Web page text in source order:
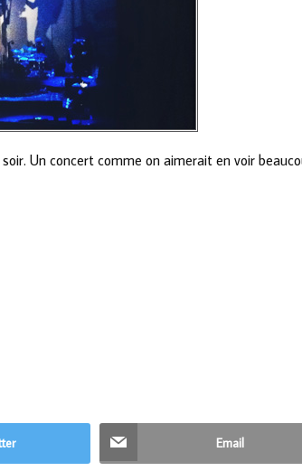
Un concert comme on aimerait en voir
Email